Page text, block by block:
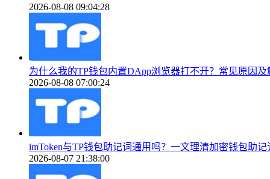
2026-08-08 09:04:28
为什么我的TP钱包内置DApp浏览器打不开？常见原因及
2026-08-08 07:00:24
imToken与TP钱包助记词通用吗？一文理清加密钱包助记
2026-08-07 21:38:00